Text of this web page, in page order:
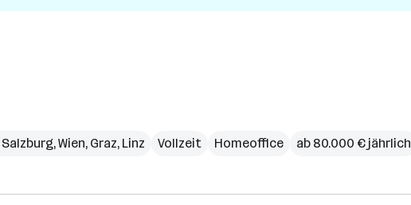
Salzburg,Wien, Graz, Linz Vollzeit Homeoffice ab 80.000 € jährlich